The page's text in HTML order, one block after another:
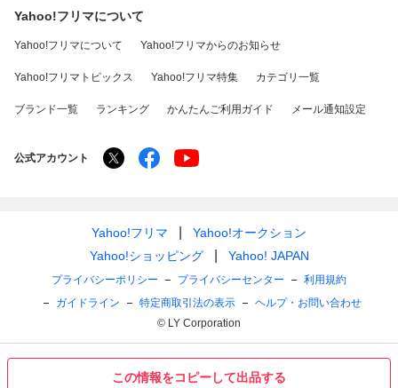
この情報をコピーして出品する
Yahoo!フリマについて
Yahoo!フリマについて Yahoo!フリマからのお知らせ
Yahoo!フリマトピックス Yahoo!フリマ特集 カテゴリ一覧
ブランド一覧 ランキング かんたんご利用ガイド メール通知設定
公式アカウント
Yahoo!フリマ
Yahoo!オークション
Yahoo!ショッピング
Yahoo! JAPAN
プライバシーポリシー プライバシーセンター
利用規約
ガイドライン
特定商取引法の表示
ヘルプ・お問い合わせ
© LY Corporation